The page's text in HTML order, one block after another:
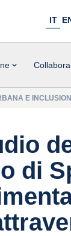
IT
Collabora
E
di